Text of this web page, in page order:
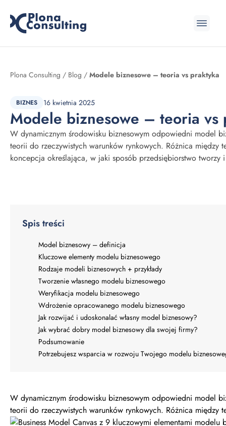
Przejdź do treści
Plona Consulting / Blog / Modele biznesowe – teoria vs praktyka
BIZNES 16 kwietnia 2025
Modele biznesowe – teoria vs
W dynamicznym środowisku biznesowym odpowiedni model
teorii do rzeczywistych warunków rynkowych. Różnica
koncepcja określająca, w jaki sposób przedsiębiorstwo
Spis treści
Model biznesowy – definicja
Kluczowe elementy modelu biznesowego
Rodzaje modeli biznesowych + przykłady
Tworzenie własnego modelu biznesowego
Weryfikacja modelu biznesowego
Wdrożenie opracowanego modelu biznesowego
Jak rozwijać i udoskonalać własny model biznesowy?
Jak wybrać dobry model biznesowy dla swojej firmy?
Podsumowanie
Potrzebujesz wsparcia w rozwoju Twojego modelu
W dynamicznym środowisku biznesowym odpowiedni model
teorii do rzeczywistych warunków rynkowych. Różnica